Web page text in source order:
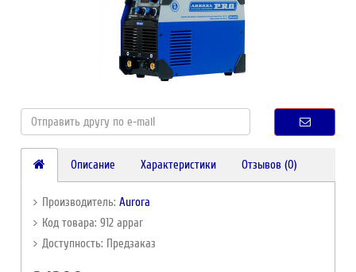
Описание Характеристики Отзывов (0)
Производитель:Aurora
Код товара: 912 appar
Доступность: Предзаказ